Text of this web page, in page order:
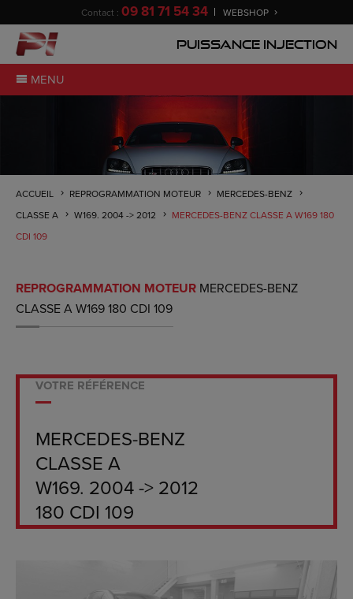
Contact : 09 81 71 54 34 WEBSHOP
Puissance Injection
MENU
ACCUEIL REPROGRAMMATION MOTEUR
MERCEDES-BENZ
CLASSE A
W169. 2004 -> 2012
MERCEDES-BENZ CLASSE A W169 180
CDI 109
REPROGRAMMATION MOTEUR MERCEDES-BENZ
CLASSE A W169 180 CDI 109
VOTRE RÉFÉRENCE
MERCEDES-BENZ
CLASSE A
W169. 2004 -> 2012
180 CDI 109